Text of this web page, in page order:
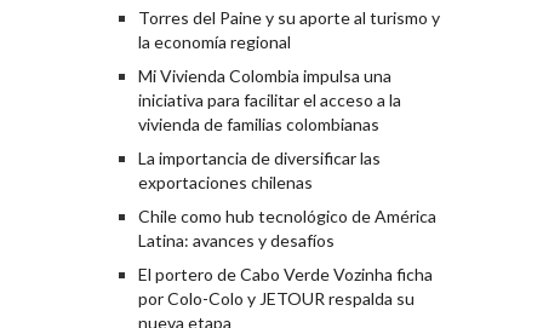
Torres del Paine y su aporte al turismo y
la economía regional
Mi Vivienda Colombia impulsa una
iniciativa para facilitar el acceso a la
vivienda de familias colombianas
La importancia de diversificar las
exportaciones chilenas
Chile como hub tecnológico de América
Latina: avances y desafíos
El portero de Cabo Verde Vozinha ficha
por Colo-Colo y JETOUR respalda su
nueva etapa